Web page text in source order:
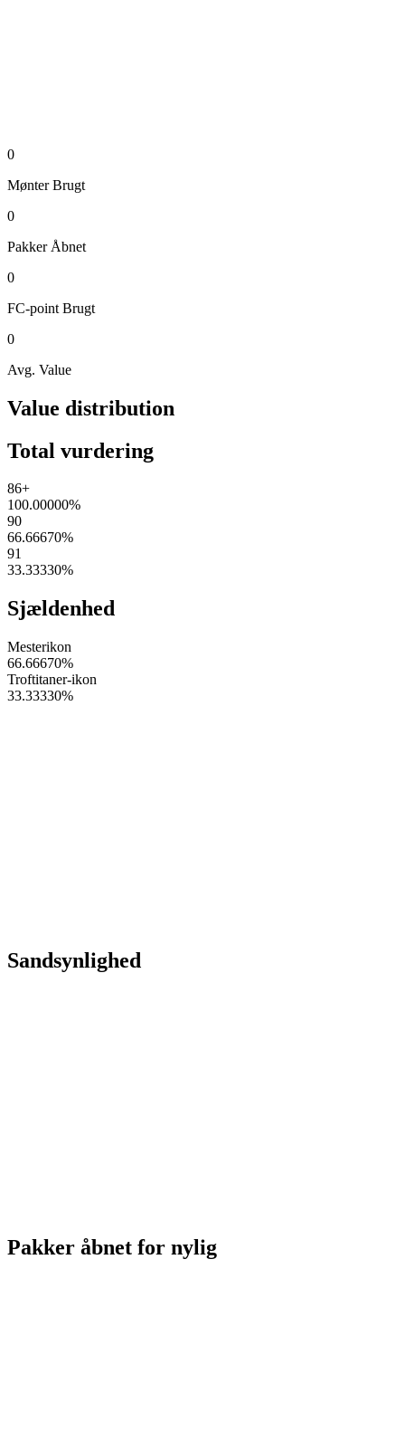
0
Mønter Brugt
0
Pakker Åbnet
0
FC-point Brugt
0
Avg. Value
Value distribution
Total vurdering
86+
100.00000%
90
66.66670%
91
33.33330%
Sjældenhed
Mesterikon
66.66670%
Troftitaner-ikon
33.33330%
Sandsynlighed
Pakker åbnet for nylig